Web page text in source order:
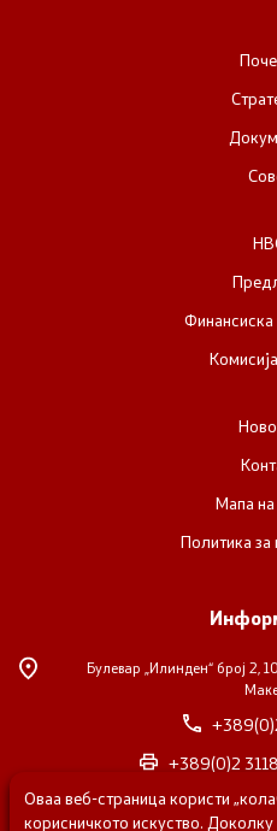
Мапа на
Политика за
Булевар „Илинден“ број 2,
+389(0)2
Оваа веб-страница користи
корисничкото искуство.